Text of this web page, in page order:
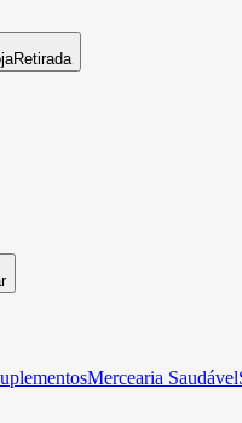
Retirada
Mercearia Saudável